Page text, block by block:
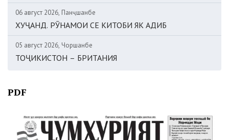
06 август 2026, Панҷшанбе
ХУҶАНД. РӮНАМОИ СЕ КИТОБИ ЯК АДИБ
05 август 2026, Чоршанбе
ТОҶИКИСТОН – БРИТАНИЯ
PDF